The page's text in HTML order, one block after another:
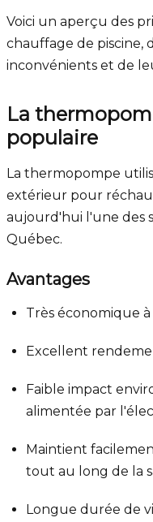
Voici un aperçu des
chauffage de piscine,
inconvénients et de
La
populaire
La thermopompe
extérieur pour
aujourd'hui l'une des
Québec.
Avantages
Très économique
Excellent
Faible impact
alimentée par
Maintient
tout au long de la
Longue durée de